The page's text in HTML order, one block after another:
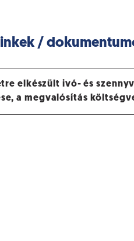
/
elkészült ivó- és
a megvalósítás